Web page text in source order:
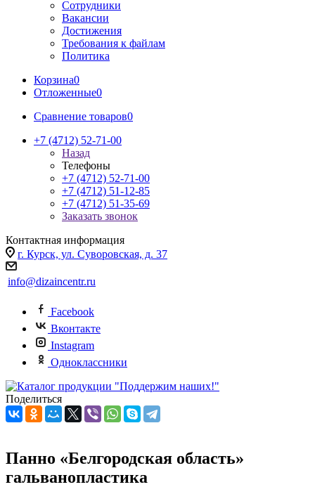
Сотрудники
Вакансии
Достижения
Требования к файлам
Политика
Корзина0
Отложенные0
Сравнение товаров0
+7 (4712) 52-71-00
Назад
Телефоны
+7 (4712) 52-71-00
+7 (4712) 51-12-85
+7 (4712) 51-35-69
Заказать звонок
Контактная информация
г. Курск, ул. Суворовская, д. 37
info@dizaincentr.ru
Facebook
Вконтакте
Instagram
Одноклассники
Поделиться
Панно «Белгородская область»
гальванопластика